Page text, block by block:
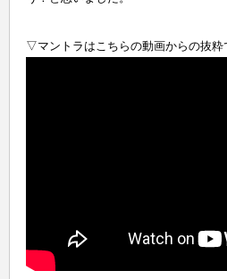
▽マントラはこちらの動画からの抜粋